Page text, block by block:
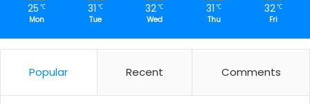
25 ℃
Mon
31 ℃
Tue
32℃
Wed
31 ℃
Thu
32℃
Fri
Popular Recent Comments